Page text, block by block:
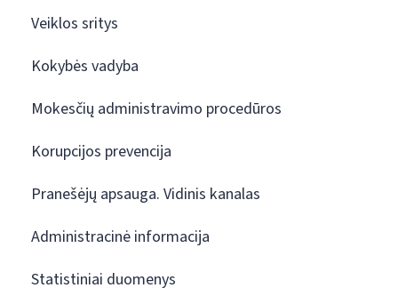
Veiklos sritys
Kokybės vadyba
Mokesčių administravimo procedūros
Korupcijos prevencija
Pranešėjų apsauga. Vidinis kanalas
Administracinė informacija
Statistiniai duomenys